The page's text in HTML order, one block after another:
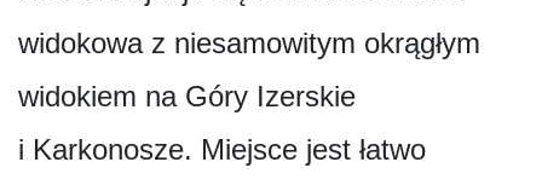
widokowa z niesamowitym okrągłym
widokiem na Góry Izerskie
i Karkonosze. Miejsce jest łatwo